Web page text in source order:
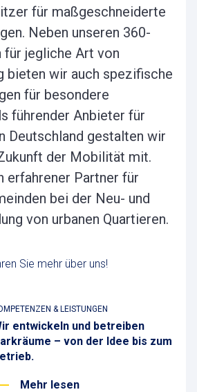
für maßgeschneiderte
Neben unseren 360-
für jegliche Art von
bieten wir auch spezifische
für besondere
führender Anbieter für
Deutschland gestalten wir
der Mobilität mit.
erfahrener Partner für
bei der Neu- und
von urbanen Quartieren.
Sie mehr über uns!
entwickeln und betreiben
– von der Idee bis zum
& LEISTUNGEN
Mehr lesen